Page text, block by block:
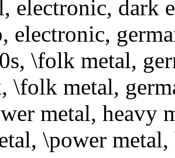
electronic, dark
electronic,
\folk metal,
\folk metal,
metal, heavy
\power